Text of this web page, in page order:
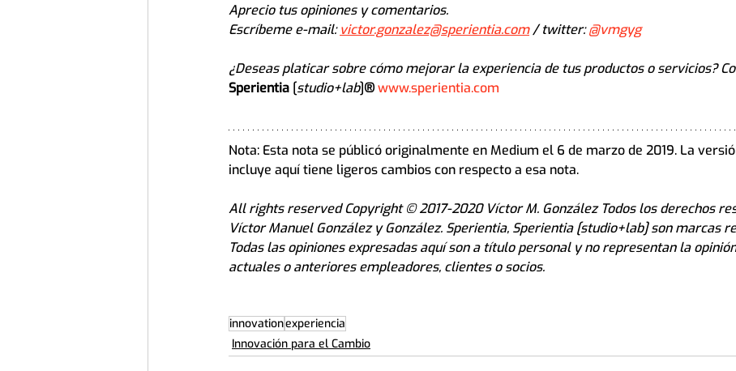
Aprecio tus opiniones y comentarios.
Escríbeme e-mail: victor.gonzalez@sperientia.com / twitter: @vmgyg
¿Deseas platicar sobre cómo mejorar la experiencia de tus productos o servicios?
Sperientia [studio+lab]®www.sperientia.com
Nota: Esta nota se públicó originalmente en Medium el 6 de marzo de 2019. La
incluye aquí tiene ligeros cambios con respecto a esa nota.
All rights reserved Copyright © 2017-2020 Víctor M. González Todos los derechos
Víctor Manuel González y González. Sperientia, Sperientia [studio+lab] son marcas
Todas las opiniones expresadas aquí son a título personal y no representan la
actuales o anteriores empleadores, clientes o socios.
innovationexperiencia
Innovación para el Cambio